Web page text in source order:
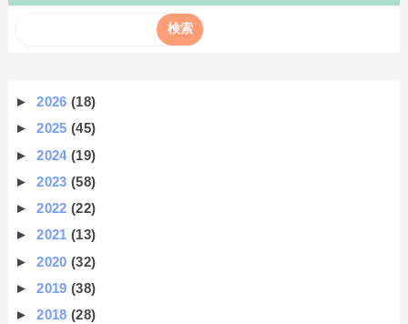
►2026(18)
►2025(45)
►2024(19)
►2023(58)
►2022(22)
►2021(13)
►2020(32)
►2019(38)
►2018(28)